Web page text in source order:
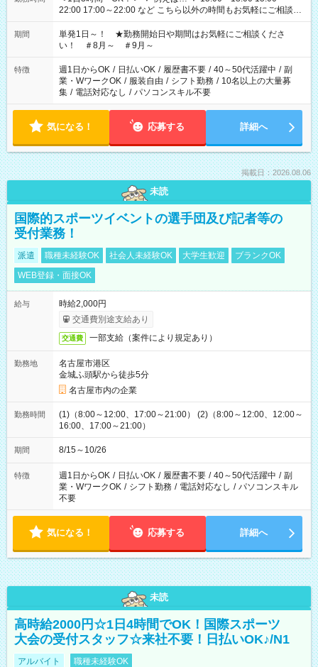
22:00 17:00～22:00 など こちら以外の時間もお気軽にご相談く
ださい！
期間
単発1日～！ ★勤務開始日や期間はお気軽にご相談くださ
い！ ＃8月～ ＃9月～
特徴 週1日からOK / 日払いOK / 履歴書不要 / 40～50代活躍中 / 副
業・WワークOK / 服装自由 / シフト勤務 / 10名以上の大量募
集 / 電話対応なし / パソコンスキル不要
気になる！ 応募する 詳細へ
掲載日：2026.08.06
未読
国際的スポーツイベントの選手団及び記者等の
受付業務！
派遣 職種未経験OK 社会人未経験OK 大学生歓迎
ブランクOK
WEB登録・面接OK
給与
時給2,000円
交通費別途支給あり
交通費 一部支給（案件により規定あり）
勤務地
名古屋市港区
金城ふ頭駅から徒歩5分
名古屋市内の企業
勤務時間
(1)（8:00～12:00、17:00～21:00） (2)（8:00～12:00、12:00～
16:00、17:00～21:00）
期間 8/15～10/26
特徴 週1日からOK / 日払いOK / 履歴書不要 / 40～50代活躍中 / 副
業・WワークOK / シフト勤務 / 電話対応なし / パソコンスキル
不要
気になる！ 応募する 詳細へ
未読
高時給2000円☆1日4時間でOK！国際スポーツ
大会の受付スタッフ☆来社不要！日払いOK♪/N1
アルバイト 職種未経験OK